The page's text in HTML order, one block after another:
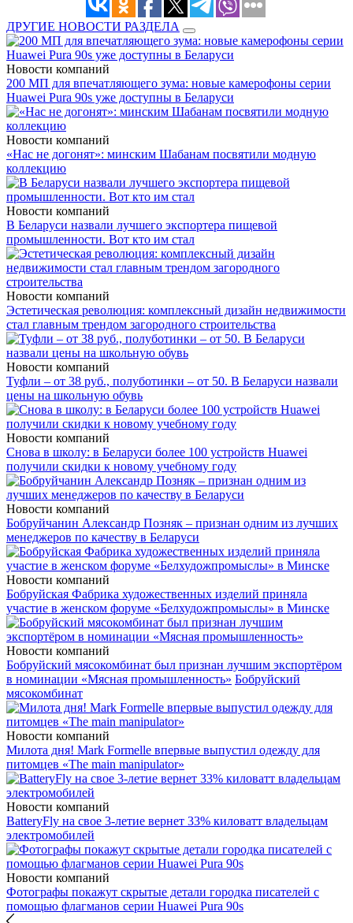
ДРУГИЕ НОВОСТИ РАЗДЕЛА
Новости компаний
200 МП для впечатляющего зума: новые камерофоны серии
Huawei Pura 90s уже доступны в Беларуси
Новости компаний
«Нас не догонят»: минским Шабанам посвятили модную
коллекцию
Новости компаний
В Беларуси назвали лучшего экспортера пищевой
промышленности. Вот кто им стал
Новости компаний
Эстетическая революция: комплексный дизайн недвижимости
стал главным трендом загородного строительства
Новости компаний
Туфли – от 38 руб., полуботинки – от 50. В Беларуси назвали
цены на школьную обувь
Новости компаний
Снова в школу: в Беларуси более 100 устройств Huawei
получили скидки к новому учебному году
Новости компаний
Бобруйчанин Александр Позняк – признан одним из лучших
менеджеров по качеству в Беларуси
Новости компаний
Бобруйская Фабрика художественных изделий приняла
участие в женском форуме «Белхудожпромыслы» в Минске
Новости компаний
Бобруйский мясокомбинат был признан лучшим экспортёром
в номинации «Мясная промышленность» Бобруйский
мясокомбинат
Новости компаний
Милота дня! Mark Formelle впервые выпустил одежду для
питомцев «The main manipulator»
Новости компаний
BatteryFly на свое 3-летие вернет 33% киловатт владельцам
электромобилей
Новости компаний
Фотографы покажут скрытые детали городка писателей с
помощью флагманов серии Huawei Pura 90s